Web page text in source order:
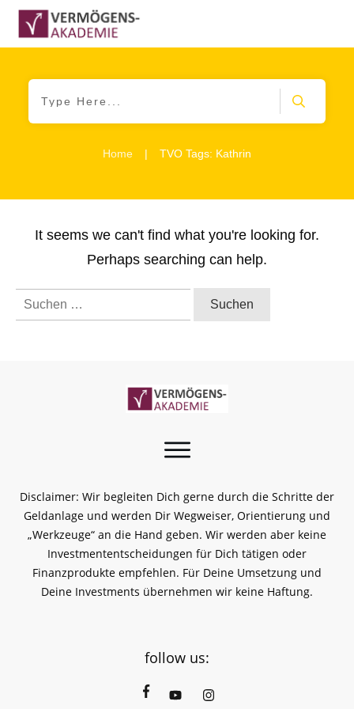
Home | TVO Tags: Kathrin
It seems we can't find what you're looking for.
Perhaps searching can help.
Suchen
Disclaimer: Wir begleiten Dich gerne durch die Schritte der
Geldanlage und werden Dir Wegweiser, Orientierung und
„Werkzeuge“ an die Hand geben. Wir werden aber keine
Investmententscheidungen für Dich tätigen oder
Finanzprodukte empfehlen. Für Deine Umsetzung und
Deine Investments übernehmen wir keine Haftung.
follow us: